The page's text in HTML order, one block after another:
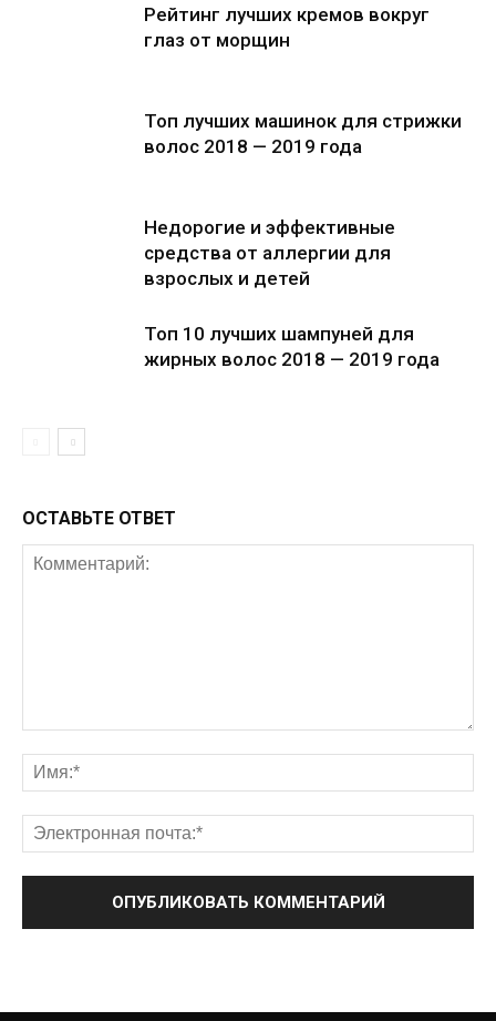
Рейтинг лучших кремов вокруг
глаз от морщин
Топ лучших машинок для стрижки
волос 2018 — 2019 года
Недорогие и эффективные
средства от аллергии для
взрослых и детей
Топ 10 лучших шампуней для
жирных волос 2018 — 2019 года
ОСТАВЬТЕ ОТВЕТ